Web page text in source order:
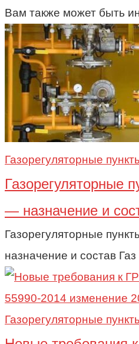
Вам также может быть
Газорегуляторные
Газорегуляторные
— назначение и
Газорегуляторные
назначение и состав
Газорегуляторные